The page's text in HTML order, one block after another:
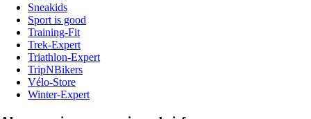
Sneakids
Sport is good
Training-Fit
Trek-Expert
Triathlon-Expert
TripNBikers
Vélo-Store
Winter-Expert